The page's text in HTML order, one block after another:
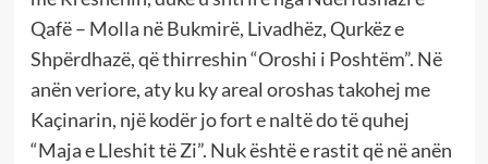
Qafë – Molla në Bukmirë, Livadhëz, Qurkëz e
Shpërdhazë, që thirreshin “Oroshi i Poshtëm”. Në
anën veriore, aty ku ky areal oroshas takohej me
Kaçinarin, një kodër jo fort e naltë do të quhej
“Maja e Lleshit të Zi”. Nuk është e rastit që në anën